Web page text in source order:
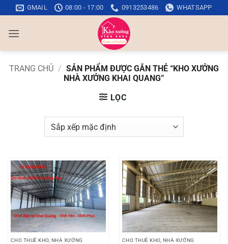
qua
nội
GMAIL 08:00 - 17:00 0913253486 WHATSAPP
TRANG CHỦ / SẢN PHẨM ĐƯỢC GẮN THẺ “KHO XƯỞNG
NHÀ XƯỞNG KHAI QUANG”
LỌC
CHO THUÊ KHO, NHÀ XƯỞNG CHO THUÊ KHO, NHÀ XƯỞNG